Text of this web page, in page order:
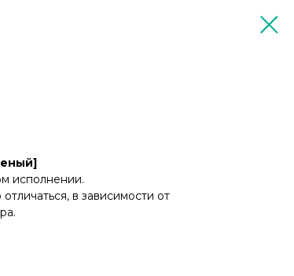
исполнении.
в зависимости от